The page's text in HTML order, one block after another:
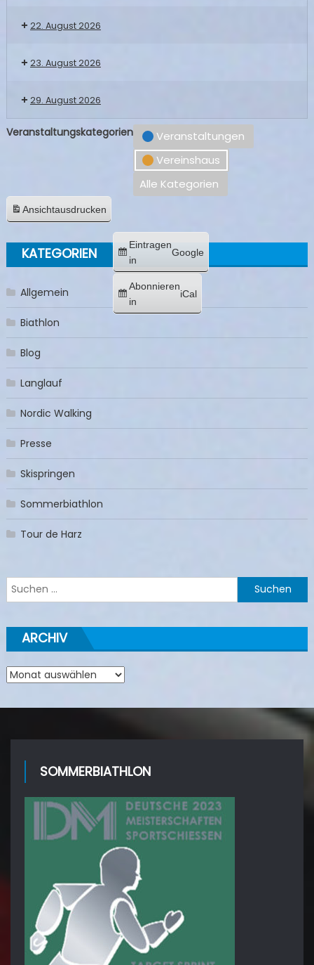
22. August 2026
23. August 2026
29. August 2026
Veranstaltungskategorien
Veranstaltungen
Vereinshaus
Alle Kategorien
Ansichtausdrucken
Eintragen
in
Google
Abonnieren
in
iCal
KATEGORIEN
Allgemein
Biathlon
Blog
Langlauf
Nordic Walking
Presse
Skispringen
Sommerbiathlon
Tour de Harz
Suchen
nach:
ARCHIV
Archiv
SOMMERBIATHLON